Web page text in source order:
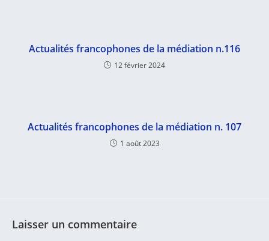
Actualités francophones de la médiation n.116
12 février 2024
Actualités francophones de la médiation n. 107
1 août 2023
Laisser un commentaire